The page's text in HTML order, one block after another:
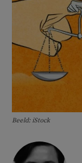
Beeld: iStock